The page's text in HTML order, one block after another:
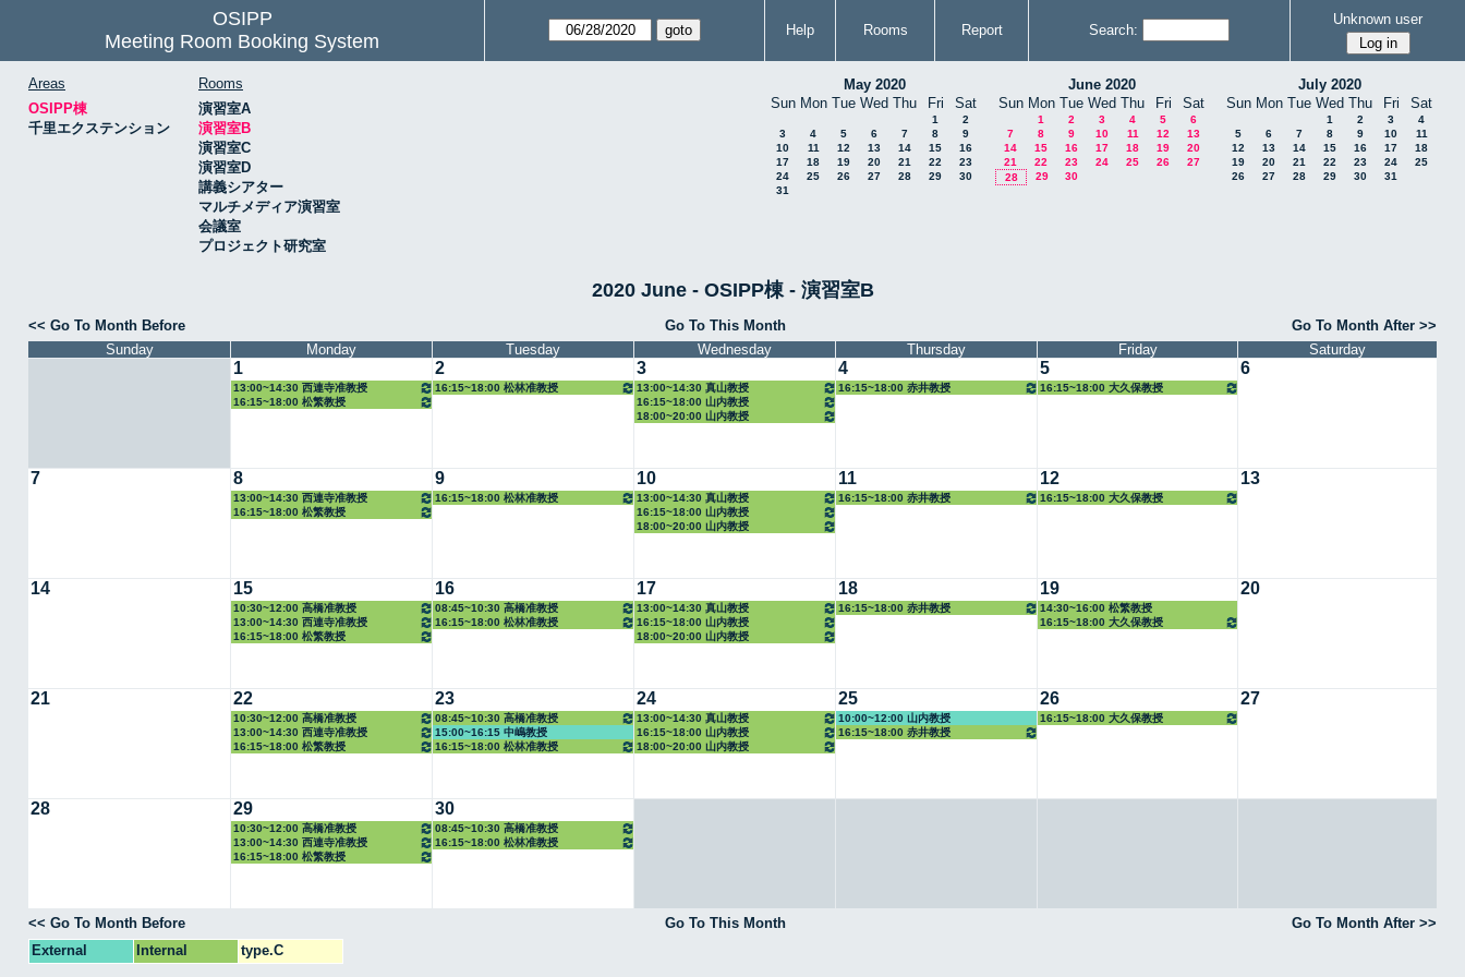
OSIPP
Meeting Room Booking System
Help Rooms Report Search:
Unknown user
Areas
OSIPP棟
千里エクステンション
Rooms
演習室A
演習室B
演習室C
演習室D
講義シアター
マルチメディア演習室
会議室
プロジェクト研究室
May 2020
Sun Mon Tue Wed Thu Fri Sat
1
2
3
4 5 6 7 8
9
10
11 12 13 14 15
16
17
18 19 20 21 22
23
24
25 26 27 28 29
30
31
June 2020
Sun Mon Tue Wed Thu Fri Sat
1 2 3 4 5
6
7
8 9 10 11 12
13
14
15 16 17 18 19
20
21
22 23 24 25 26
27
28
29 30
July 2020
Sun Mon Tue Wed Thu Fri Sat
1 2 3
4
5
6 7 8 9 10
11
12
13 14 15 16 17
18
19
20 21 22 23 24
25
26
27 28 29 30 31
2020 June - OSIPP棟 - 演習室B
<< Go To Month Before Go To This Month
Go To Month After >>
Sunday
Monday Tuesday Wednesday Thursday Friday Saturday
1
13:00~14:30 西連寺准教授
16:15~18:00 松繁教授
2
16:15~18:00 松林准教授
3
13:00~14:30 真山教授
16:15~18:00 山内教授
18:00~20:00 山内教授
4
16:15~18:00 赤井教授
5
16:15~18:00 大久保教授
6
7 8
13:00~14:30 西連寺准教授
16:15~18:00 松繁教授
9
16:15~18:00 松林准教授
10
13:00~14:30 真山教授
16:15~18:00 山内教授
18:00~20:00 山内教授
11
16:15~18:00 赤井教授
12
16:15~18:00 大久保教授
13
14 15
10:30~12:00 高橋准教授
13:00~14:30 西連寺准教授
16:15~18:00 松繁教授
16
08:45~10:30 高橋准教授
16:15~18:00 松林准教授
17
13:00~14:30 真山教授
16:15~18:00 山内教授
18:00~20:00 山内教授
18
16:15~18:00 赤井教授
19
14:30~16:00 松繁教授
16:15~18:00 大久保教授
20
21 22
10:30~12:00 高橋准教授
13:00~14:30 西連寺准教授
16:15~18:00 松繁教授
23
08:45~10:30 高橋准教授
15:00~16:15 中嶋教授
16:15~18:00 松林准教授
24
13:00~14:30 真山教授
16:15~18:00 山内教授
18:00~20:00 山内教授
25
10:00~12:00 山内教授
16:15~18:00 赤井教授
26
16:15~18:00 大久保教授
27
28 29
10:30~12:00 高橋准教授
13:00~14:30 西連寺准教授
16:15~18:00 松繁教授
30
08:45~10:30 高橋准教授
16:15~18:00 松林准教授
<< Go To Month Before Go To This Month
Go To Month After >>
External
Internal type.C